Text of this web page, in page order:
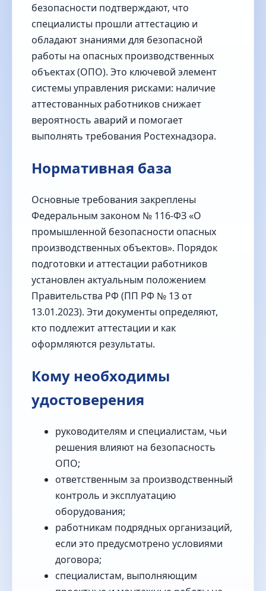
безопасности подтверждают, что
специалисты прошли аттестацию и
обладают знаниями для безопасной
работы на опасных производственных
объектах (ОПО). Это ключевой элемент
системы управления рисками: наличие
аттестованных работников снижает
вероятность аварий и помогает
выполнять требования Ростехнадзора.
Нормативная база
Основные требования закреплены
Федеральным законом № 116‑ФЗ «О
промышленной безопасности опасных
производственных объектов». Порядок
подготовки и аттестации работников
установлен актуальным положением
Правительства РФ (ПП РФ № 13 от
13.01.2023). Эти документы определяют,
кто подлежит аттестации и как
оформляются результаты.
Кому необходимы
удостоверения
руководителям и специалистам, чьи
решения влияют на безопасность
ОПО;
ответственным за производственный
контроль и эксплуатацию
оборудования;
работникам подрядных организаций,
если это предусмотрено условиями
договора;
специалистам, выполняющим